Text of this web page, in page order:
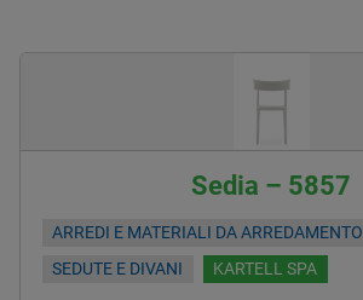
Sedia – 5857
ARREDI E MATERIALI DA ARREDAMENTO
SEDUTE E DIVANI
KARTELL SPA